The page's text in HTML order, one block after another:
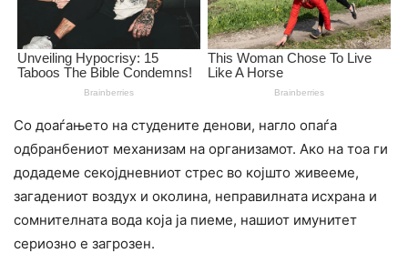
Со доаѓањето на студените денови, нагло опаѓа
одбранбениот механизам на организамот. Ако на тоа ги
додадеме секојдневниот стрес во којшто живееме,
загадениот воздух и околина, неправилната исхрана и
сомнителната вода која ја пиеме, нашиот имунитет
сериозно е загрозен.